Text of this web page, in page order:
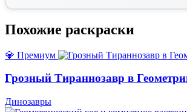
Похожие раскраски
💎 Премиум
Грозный Тираннозавр в
Динозавры